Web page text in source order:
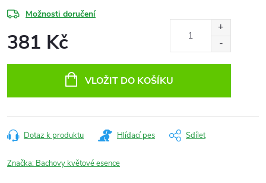
Možnosti doručení
381 Kč
VLOŽIT DO KOŠÍKU
Dotaz k produktu Hlídací pes Sdílet
Značka: Bachovy květové esence